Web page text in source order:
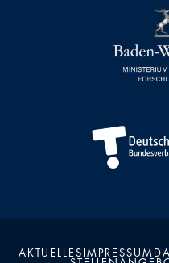
AKTUELLESIMPRESSUM